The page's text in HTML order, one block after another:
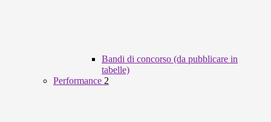
Bandi di concorso (da pubblicare in
tabelle)
Performance 2